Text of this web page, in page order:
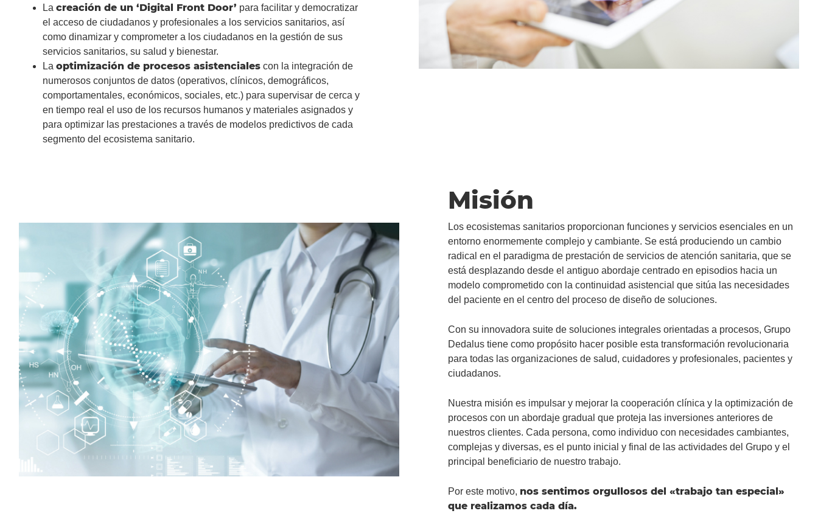
La creación de un ‘Digital Front Door’ para facilitar y democratizar
el acceso de ciudadanos y profesionales a los servicios sanitarios, así
como dinamizar y comprometer a los ciudadanos en la gestión de sus
servicios sanitarios, su salud y bienestar.
La optimización de procesos asistenciales con la integración de
numerosos conjuntos de datos (operativos, clínicos, demográficos,
comportamentales, económicos, sociales, etc.) para supervisar de cerca y
en tiempo real el uso de los recursos humanos y materiales asignados y
para optimizar las prestaciones a través de modelos predictivos de cada
segmento del ecosistema sanitario.
Misión
Los ecosistemas sanitarios proporcionan funciones y servicios esenciales en un
entorno enormemente complejo y cambiante. Se está produciendo un cambio
radical en el paradigma de prestación de servicios de atención sanitaria, que se
está desplazando desde el antiguo abordaje centrado en episodios hacia un
modelo comprometido con la continuidad asistencial que sitúa las necesidades
del paciente en el centro del proceso de diseño de soluciones.
Con su innovadora suite de soluciones integrales orientadas a procesos, Grupo
Dedalus tiene como propósito hacer posible esta transformación revolucionaria
para todas las organizaciones de salud, cuidadores y profesionales, pacientes y
ciudadanos.
Nuestra misión es impulsar y mejorar la cooperación clínica y la optimización de
procesos con un abordaje gradual que proteja las inversiones anteriores de
nuestros clientes. Cada persona, como individuo con necesidades cambiantes,
complejas y diversas, es el punto inicial y final de las actividades del Grupo y el
principal beneficiario de nuestro trabajo.
Por este motivo, nos sentimos orgullosos del «trabajo tan especial»
que realizamos cada día.